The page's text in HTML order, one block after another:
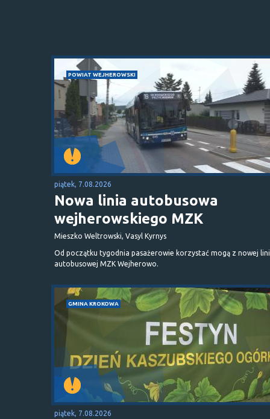
POWIAT WEJHEROWSKI
piątek, 7.08.2026
Nowa linia autobusowa
wejherowskiego MZK
Mieszko Weltrowski, Vasyl Kyrnys
Od początku tygodnia pasażerowie korzystać mogą z nowej
autobusowej MZK Wejherowo.
GMINA KROKOWA
piątek, 7.08.2026